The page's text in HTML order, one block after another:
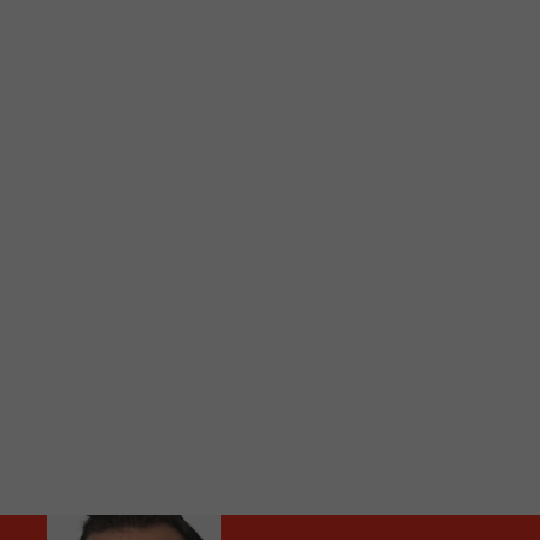
Audio